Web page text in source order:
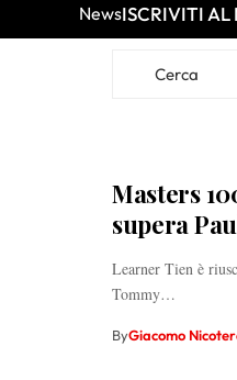
NewsISCRIVITI AL
Masters
supera
Learner Tien è
Tommy…
ByGiacomo